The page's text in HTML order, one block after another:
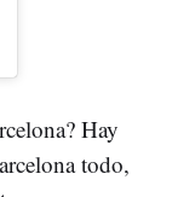
Hay
todo,